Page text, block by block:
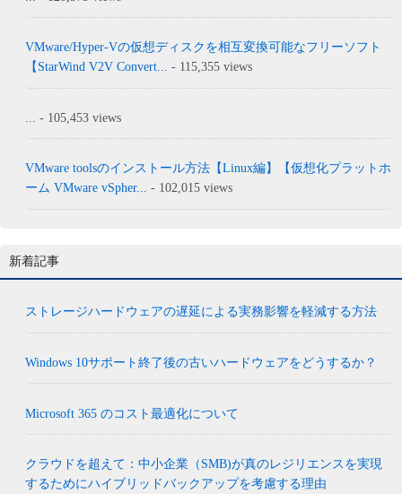
VMware/Hyper-Vの仮想ディスクを相互変換可能なフリーソフト
【StarWind V2V Convert... - 115,355 views
- 105,453 views
VMware toolsのインストール方法【Linux編】【仮想化プラットホ
ーム VMware vSpher... - 102,015 views
新着記事
ストレージハードウェアの遅延による実務影響を軽減する方法
Windows 10サポート終了後の古いハードウェアをどうするか？
Microsoft 365 のコスト最適化について
クラウドを超えて：中小企業（SMB)が真のレジリエンスを実現
するためにハイブリッドバックアップを考慮する理由